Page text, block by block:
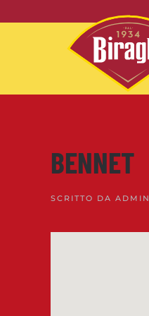
Skip to main content
BENNET
SCRITTO DA ADMIN